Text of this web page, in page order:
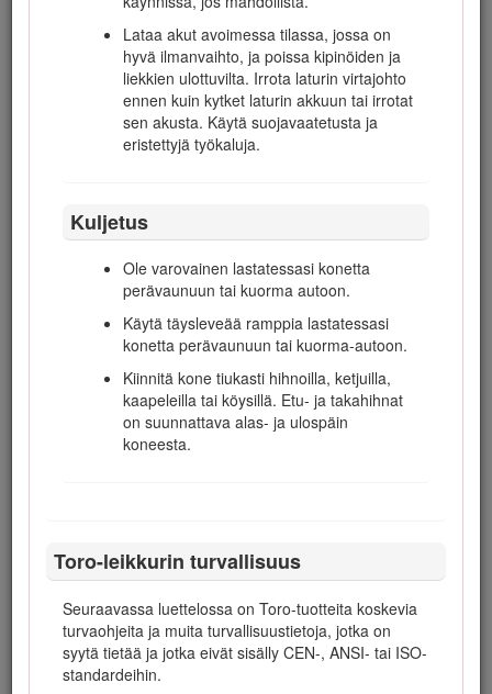
Lataa akut avoimessa tilassa, jossa on
hyvä ilmanvaihto, ja poissa kipinöiden ja
liekkien ulottuvilta. Irrota laturin virtajohto
ennen kuin kytket laturin akkuun tai irrotat
sen akusta. Käytä suojavaatetusta ja
eristettyjä työkaluja.
Kuljetus
Ole varovainen lastatessasi konetta
perävaunuun tai kuorma autoon.
Käytä täysleveää ramppia lastatessasi
konetta perävaunuun tai kuorma-autoon.
Kiinnitä kone tiukasti hihnoilla, ketjuilla,
kaapeleilla tai köysillä. Etu- ja takahihnat
on suunnattava alas- ja ulospäin
koneesta.
Toro-leikkurin turvallisuus
Seuraavassa luettelossa on Toro-tuotteita koskevia
turvaohjeita ja muita turvallisuustietoja, jotka on
syytä tietää ja jotka eivät sisälly CEN-, ANSI- tai ISO-
standardeihin.
pyörillä on kosketus maahan. Jos se ei ole
mahdollista, tankkaa tällainen laite
mieluummin kannettavasta astiasta kuin
polttoaineen jakelupistoolilla.
Pidä pistoolia polttoainesäiliön reunaa tai
Älä käytä polttoainepistoolin
aukilukituskytkintä.
Jos polttoainetta on roiskunut vaatteille,
vaihda vaatteet välittömästi.
Älä täytä polttoainesäiliötä liian täyteen.
Asenna polttoainesäiliön korkki ja kiristä se
huolellisesti.
Kunnossapito ja varastointi
Älä säilytä konetta, jonka säiliössä on
joutua kosketuksiin avotulen tai kipinän
kanssa.
Anna moottorin jäähtyä, ennen kuin varastoit